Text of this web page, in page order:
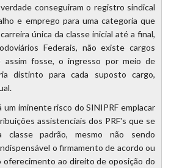
conseguiram o registro sindical
e emprego para uma categoria que
única da classe inicial até a final,
Federais, não existe cargos
assim fosse, o ingresso por meio de
distinto para cada suposto cargo,
risco do SINIPRF emplacar
assistenciais dos PRF's que se
classe padrão, mesmo não sendo
o firmamento de acordo ou
oferecimento ao direito de oposição do